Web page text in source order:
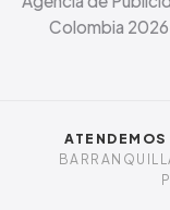
Colombia 2026
ATENDEMOS